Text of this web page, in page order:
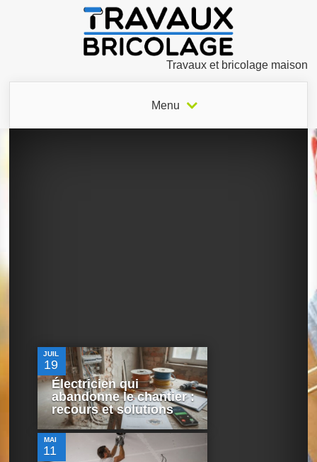
Travaux et bricolage maison
Menu
JUIL
19
Électricien qui
abandonne le chantier :
recours et solutions
MAI
11
0